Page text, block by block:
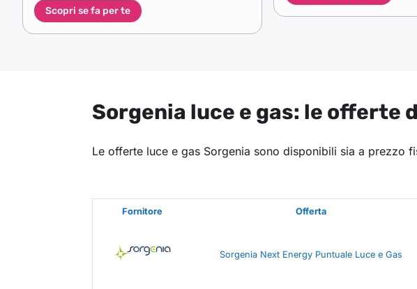
Scopri se fa per te
Sorgenia luce e gas: le offerte
Le offerte luce e gas Sorgenia sono disponibili sia a prezzo
Fornitore Offerta
Sorgenia Next Energy Puntuale Luce e Gas